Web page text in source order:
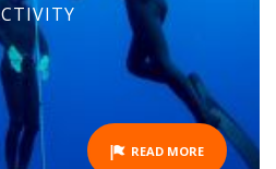
READ MORE